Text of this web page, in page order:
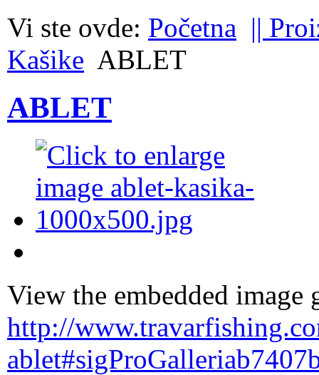
Vi ste ovde: Početna ||
Kašike ABLET
ABLET
View the embedded image
http://